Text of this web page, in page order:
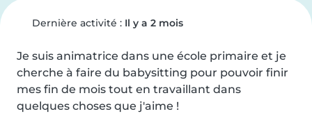
Dernière activité : Il y a 2 mois
Je suis animatrice dans une école primaire et je
cherche à faire du babysitting pour pouvoir finir
mes fin de mois tout en travaillant dans
quelques choses que j'aime !